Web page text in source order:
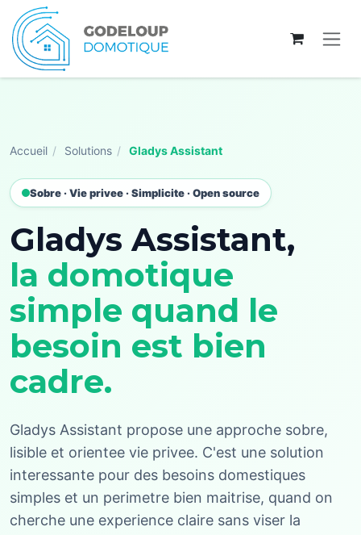
Se rendre au contenu
Accueil / Solutions / Gladys Assistant
Sobre · Vie privee · Simplicite · Open source
Gladys Assistant,
la domotique
simple quand le
besoin est bien
cadre.
Gladys Assistant propose une approche sobre,
lisible et orientee vie privee. C'est une solution
interessante pour des besoins domestiques
simples et un perimetre bien maitrise, quand on
cherche une experience claire sans viser la